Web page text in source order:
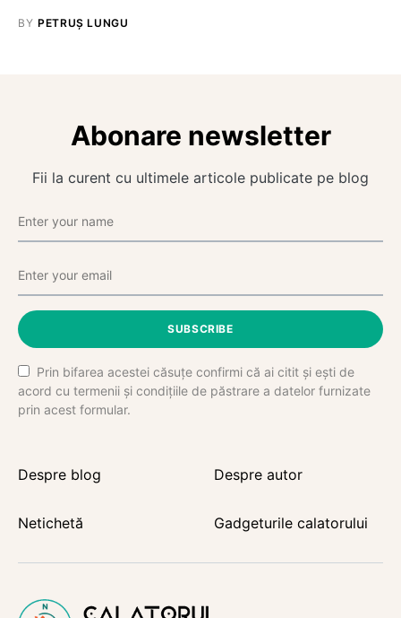
BY PETRUȘ LUNGU
Abonare newsletter
Fii la curent cu ultimele articole publicate pe blog
SUBSCRIBE
Prin bifarea acestei căsuțe confirmi că ai citit și ești de
acord cu termenii și condițiile de păstrare a datelor furnizate
prin acest formular.
Despre blog Despre autor
Netichetă Gadgeturile calatorului